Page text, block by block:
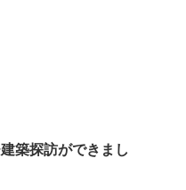
築探訪ができまし